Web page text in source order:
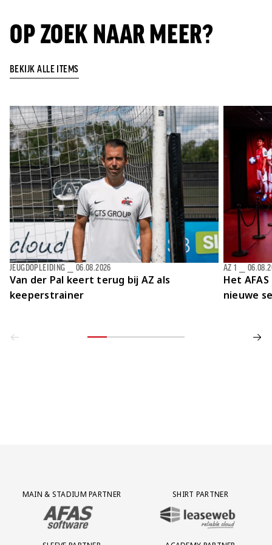
OP ZOEK NAAR MEER?
BEKIJK ALLE ITEMS
Van der Pal keert terug bij AZ als
keeperstrainer
JEUGDOPLEIDING 06.08.2026
Het
nieuwe
AZ 1
Partner Logos Grid
MAIN & STADIUM PARTNER
BEZOEK ONZE MAIN & STADIUM PARTNER AFAS SOFTWARE
SHIRT PARTNER
BEZOEK ONZE SHIRT PARTNER